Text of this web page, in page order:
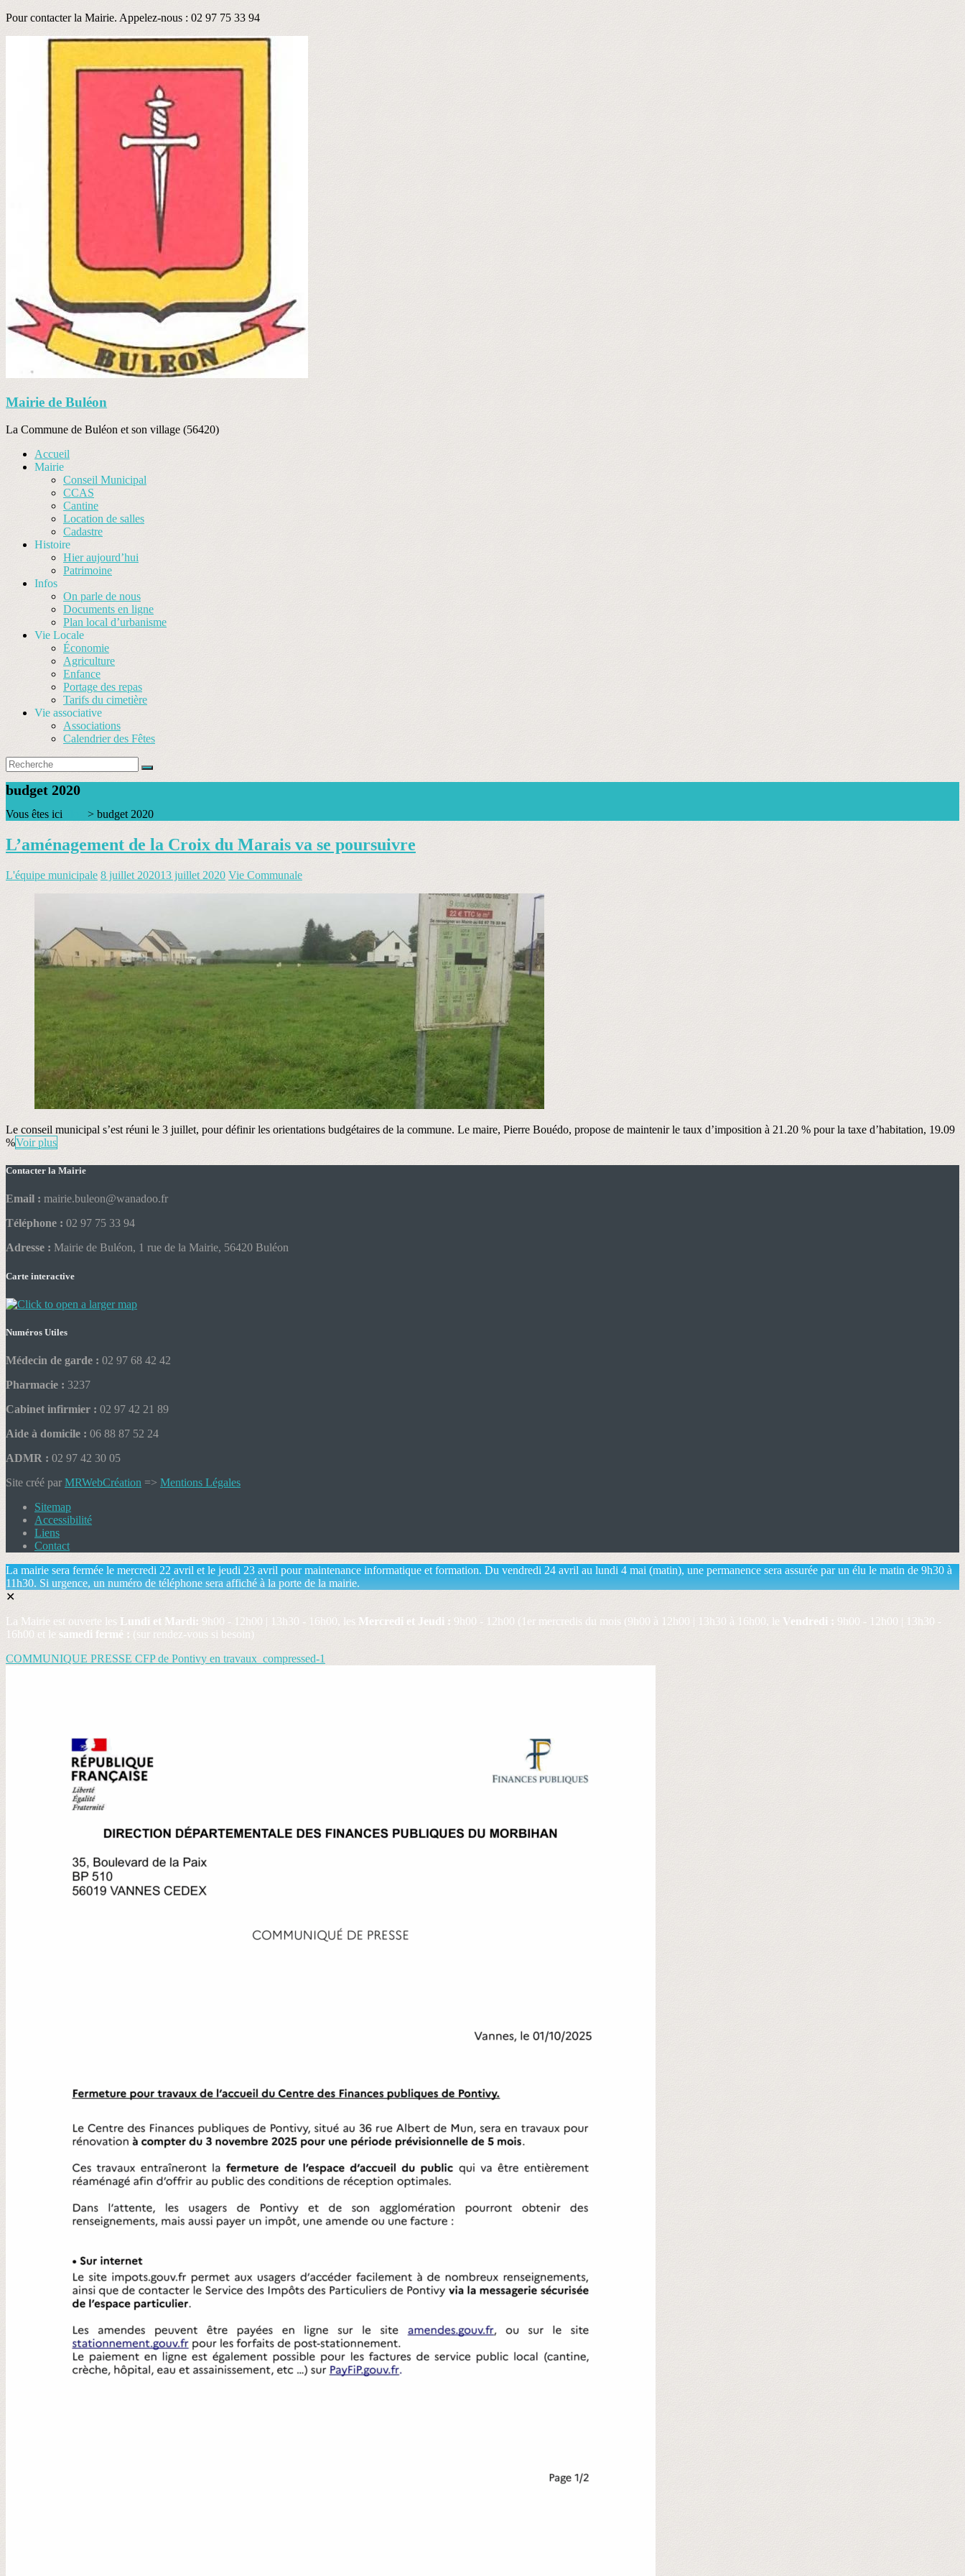
Pour contacter la Mairie. Appelez-nous : 02 97 75 33 94
Mairie de Buléon
La Commune de Buléon et son village (56420)
Accueil
Mairie
Conseil Municipal
CCAS
Cantine
Location de salles
Cadastre
Histoire
Hier aujourd’hui
Patrimoine
Infos
On parle de nous
Documents en ligne
Plan local d’urbanisme
Vie Locale
Économie
Agriculture
Enfance
Portage des repas
Tarifs du cimetière
Vie associative
Associations
Calendrier des Fêtes
budget 2020
Vous êtes ici > budget 2020
L’aménagement de la Croix du Marais va se poursuivre
L'équipe municipale 8 juillet 202013 juillet 2020 Vie Communale
Le conseil municipal s’est réuni le 3 juillet, pour définir les orientations budgétaires de la commune. Le maire, Pierre Bouédo, propose de maintenir le taux d’imposition à 21.20 % pour la taxe d’habitation, 19.09
%Voir plus
Contacter la Mairie
Email : mairie.buleon@wanadoo.fr
Téléphone : 02 97 75 33 94
Adresse : Mairie de Buléon, 1 rue de la Mairie, 56420 Buléon
Carte interactive
Numéros Utiles
Médecin de garde : 02 97 68 42 42
Pharmacie : 3237
Cabinet infirmier : 02 97 42 21 89
Aide à domicile : 06 88 87 52 24
ADMR : 02 97 42 30 05
Site créé par MRWebCréation => Mentions Légales
Sitemap
Accessibilité
Liens
Contact
La mairie sera fermée le mercredi 22 avril et le jeudi 23 avril pour maintenance informatique et formation. Du vendredi 24 avril au lundi 4 mai (matin), une permanence sera assurée par un élu le matin de 9h30 à
11h30. Si urgence, un numéro de téléphone sera affiché à la porte de la mairie.
✕
La Mairie est ouverte les Lundi et Mardi: 9h00 - 12h00 | 13h30 - 16h00, les Mercredi et Jeudi : 9h00 - 12h00 (1er mercredis du mois (9h00 à 12h00 | 13h30 à 16h00, le Vendredi : 9h00 - 12h00 | 13h30 -
16h00 et le samedi fermé : (sur rendez-vous si besoin)
COMMUNIQUE PRESSE CFP de Pontivy en travaux_compressed-1